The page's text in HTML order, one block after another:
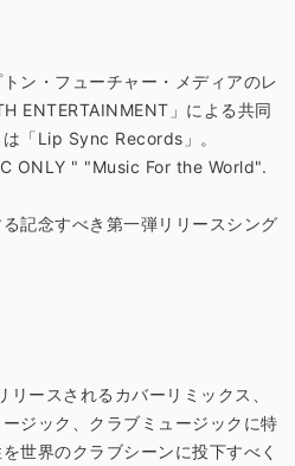
ン・フューチャー・メディアのレ
ENTERTAINMENT」による共同
「Lip Sync Records」。
ONLY " "Music For the World".
記念すべき第一弾リリースシング
ースされるカバーリミックス、
ジック、クラブミュージックに特
世界のクラブシーンに投下すべく